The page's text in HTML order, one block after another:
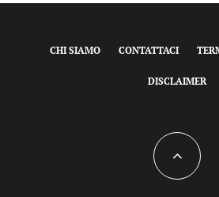
CHI SIAMO CONTATTACI
DISCLAIMER